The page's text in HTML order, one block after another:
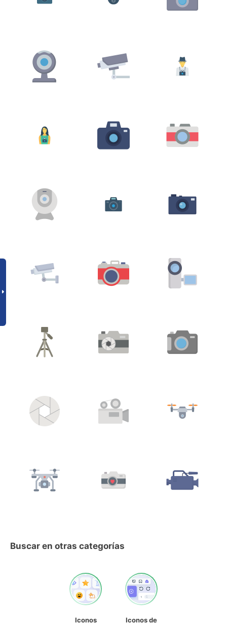
Buscar en otras categorías
Iconos
Iconos de